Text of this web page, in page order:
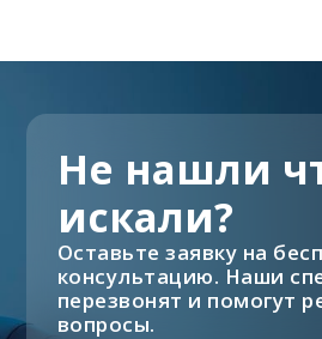
Не нашли
искали?
Оставьте заявку на
консультацию. Наши
перезвонят и помогут
вопросы.